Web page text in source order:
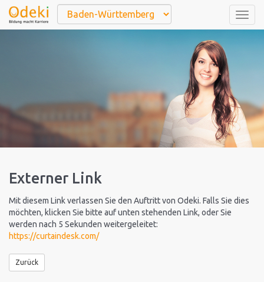
Externer Link
Mit diesem Link verlassen Sie den Auftritt von Odeki. Falls Sie dies
möchten, klicken Sie bitte auf unten stehenden Link, oder Sie
werden nach 5 Sekunden weitergeleitet:
https://curtaindesk.com/
Zurück